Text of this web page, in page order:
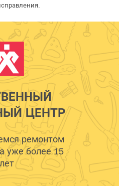
ЦЕНТР
ремонтом
уже более 15